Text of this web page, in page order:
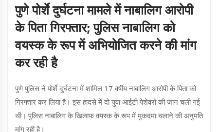
पुणे पोर्शे दुर्घटना मामले में नाबालिग आरोपी
के पिता गिरफ्तार; पुलिस नाबालिग को
वयस्क के रूप में अभियोजित करने की मांग
कर रही है
पुणे पुलिस ने पोर्शे दुर्घटना में शामिल 17 वर्षीय नाबालिग आरोपी के पिता को
गिरफ्तार कर लिया है। इस हादसे में दो युवा आईटी पेशेवरों की जान चली गई
थी। पुलिस नाबालिग के खिलाफ वयस्क के रूप में मुकदमा चलाने की अनुमति
मांग रही है।